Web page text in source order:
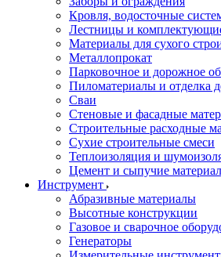
Кровля, водосточные
Лестницы и
Материалы для сухого
Металлопрокат
Парковочное и дорожное
Пиломатериалы и отделка
Сваи
Стеновые и фасадные
Строительные расходные
Сухие строительные смеси
Теплоизоляция и
Цемент и сыпучие
Инструмент
Абразивные материалы
Высотные конструкции
Газовое и сварочное
Генераторы